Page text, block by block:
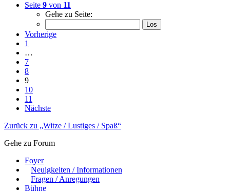
Seite 9 von 11
Gehe zu Seite:
Vorherige
1
…
7
8
9
10
11
Nächste
Zurück zu „Witze / Lustiges / Spaß“
Gehe zu Forum
Foyer
Neuigkeiten / Informationen
Fragen / Anregungen
Bühne